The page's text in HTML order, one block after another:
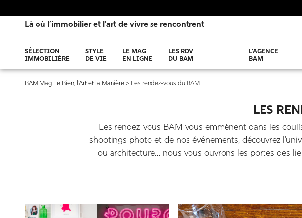
Là où l’immobilier et l’art de vivre se rencontrent
SÉLECTION
IMMOBILIÈRE
STYLE
DE VIE
LE MAG
EN LIGNE
LES RDV
DU BAM
L’AGENCE
BAM
BAM Mag Le Bien, l'Art et la Manière> Les rendez-vous du BAM
LES
Les rendez-vous BAM vous emmènent dans les
shootings photo et de nos événements, découvrez
ou architecture… nous vous ouvrons les portes des